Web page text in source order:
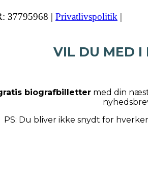
37795968 | Privatlivspolitik |
VIL DU MED I
biografbillettermed din
PS: Du bliver ikke snydt for